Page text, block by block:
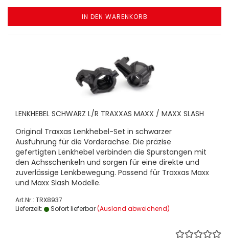
IN DEN WARENKORB
LENKHEBEL SCHWARZ L/R TRAXXAS MAXX / MAXX SLASH
Original Traxxas Lenkhebel-Set in schwarzer
Ausführung für die Vorderachse. Die präzise
gefertigten Lenkhebel verbinden die Spurstangen mit
den Achsschenkeln und sorgen für eine direkte und
zuverlässige Lenkbewegung. Passend für Traxxas Maxx
und Maxx Slash Modelle.
Art.Nr.: TRX8937
Lieferzeit:
Sofort lieferbar(Ausland abweichend)